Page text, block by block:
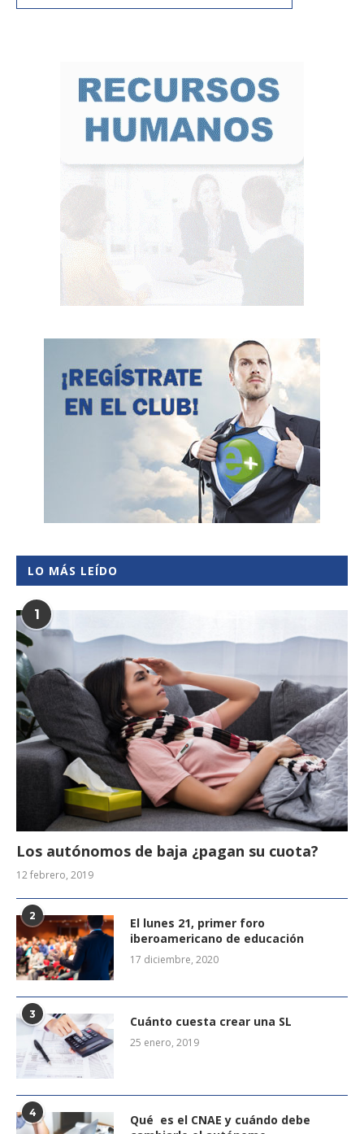
LO MÁS LEÍDO
1
Los autónomos de baja ¿pagan su cuota?
12 febrero, 2019
2
El lunes 21, primer foro
iberoamericano de educación
17 diciembre, 2020
3 Cuánto cuesta crear una SL
25 enero, 2019
4
Qué es el CNAE y cuándo debe